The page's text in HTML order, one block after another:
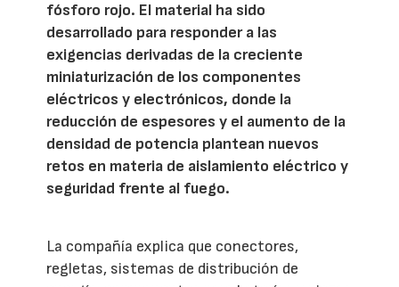
fósforo rojo. El material ha sido
desarrollado para responder a las
exigencias derivadas de la creciente
miniaturización de los componentes
eléctricos y electrónicos, donde la
reducción de espesores y el aumento de la
densidad de potencia plantean nuevos
retos en materia de aislamiento eléctrico y
seguridad frente al fuego.
La compañía explica que conectores,
regletas, sistemas de distribución de